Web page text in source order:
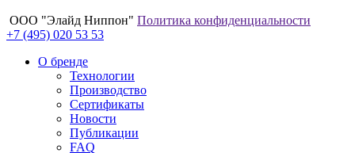
ООО "Элайд Ниппон" Политика конфиденциальности
+7 (495) 020 53 53
О бренде
Технологии
Производство
Сертификаты
Новости
Публикации
FAQ